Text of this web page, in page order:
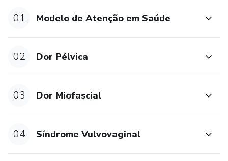
01 Modelo de Atenção em Saúde
02 Dor Pélvica
03 Dor Miofascial
04 Síndrome Vulvovaginal